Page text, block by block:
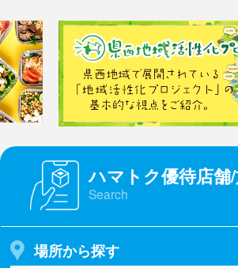
ハマトク優待店舗
Search
場所から探す